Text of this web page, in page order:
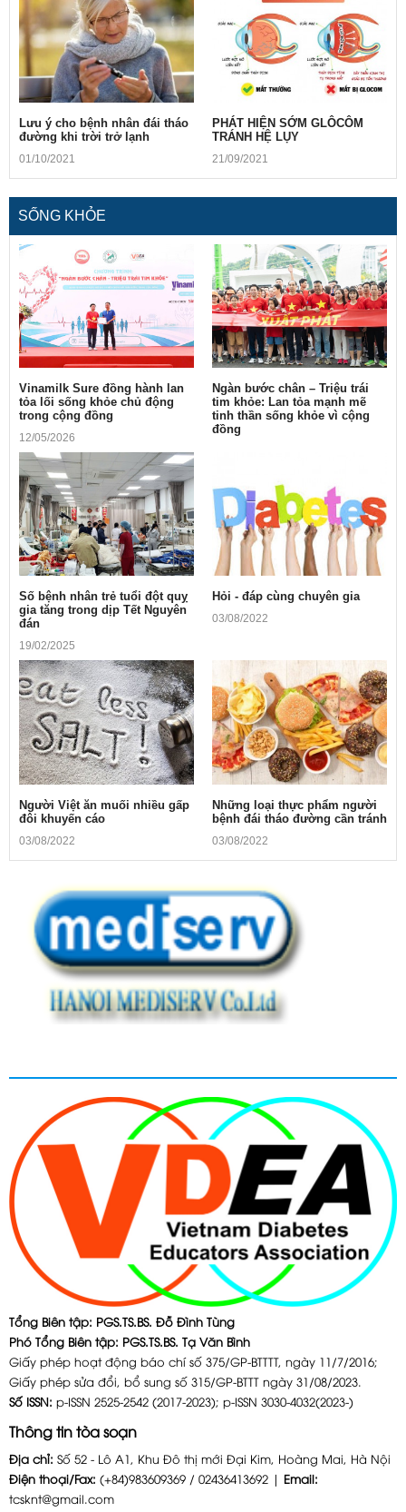
Lưu ý cho bệnh nhân đái tháo
đường khi trời trở lạnh
01/10/2021
PHÁT HIỆN SỚM GLÔCÔM
TRÁNH HỆ LỤY
21/09/2021
SỐNG KHỎE
Vinamilk Sure đồng hành lan
tỏa lối sống khỏe chủ động
trong cộng đồng
12/05/2026
Ngàn bước chân – Triệu trái
tim khỏe: Lan tỏa mạnh mẽ
tinh thần sống khỏe vì cộng
đồng
Số bệnh nhân trẻ tuổi đột quỵ
gia tăng trong dịp Tết Nguyên
đán
19/02/2025
Hỏi - đáp cùng chuyên gia
03/08/2022
Người Việt ăn muối nhiều gấp
đôi khuyến cáo
03/08/2022
Những loại thực phẩm người
bệnh đái tháo đường cần tránh
03/08/2022
Tổng Biên tập: PGS.TS.BS. Đỗ Đình Tùng
Phó Tổng Biên tập: PGS.TS.BS. Tạ Văn Bình
Giấy phép hoạt động báo chí số 375/GP-BTTTT, ngày 11/7/2016;
Giấy phép sửa đổi, bổ sung số 315/GP-BTTT ngày 31/08/2023.
Số ISSN: p-ISSN 2525-2542 (2017-2023); p-ISSN 3030-4032(2023-)
Thông tin tòa soạn
Địa chỉ: Số 52 - Lô A1, Khu Đô thị mới Đại Kim, Hoàng Mai, Hà Nội
Điện thoại/Fax: (+84)983609369 / 02436413692 | Email:
tcsknt@gmail.com